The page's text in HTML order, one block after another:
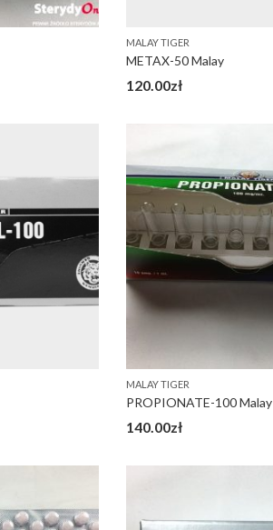
MALAY TIGER
METAX-50 Malay
120.00zł
MALAY TIGER
PROPIONATE-100 Malay
140.00zł